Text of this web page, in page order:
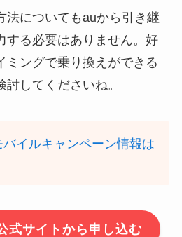
法についてもauから引き継
する必要はありません。好
ミングで乗り換えができる
してくださいね。
イルキャンペーン情報は
式サイトから申し込む